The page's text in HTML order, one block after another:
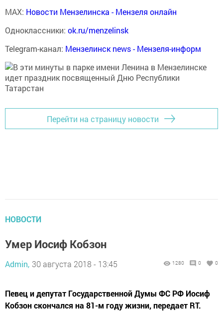
MAX: Новости Мензелинска - Мензеля онлайн
Одноклассники: ok.ru/menzelinsk
Telegram-канал: Мензелинск news - Мензеля-информ
Перейти на страницу новости
НОВОСТИ
Умер Иосиф Кобзон
Admin, 30 августа 2018 - 13:45 1280 0 0
Певец и депутат Государственной Думы ФС РФ Иосиф
Кобзон скончался на 81-м году жизни, передает RT.